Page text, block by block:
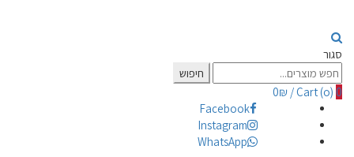
סגור
Search
for:
חיפוש
Cart (o) 0
/
0₪
Facebook
Instagram
WhatsApp